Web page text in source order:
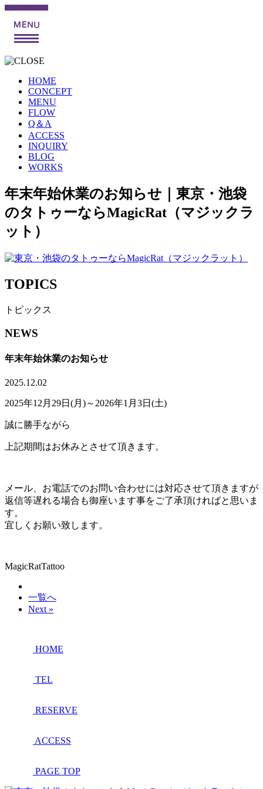
HOME
CONCEPT
MENU
FLOW
Q＆A
ACCESS
INQUIRY
BLOG
WORKS
年末年始休業のお知らせ｜東京・池袋
のタトゥーならMagicRat（マジックラ
ット）
TOPICS
トピックス
NEWS
年末年始休業のお知らせ
2025.12.02
2025年12月29日(月)～2026年1月3日(土)
誠に勝手ながら
上記期間はお休みとさせて頂きます。
メール、お電話でのお問い合わせには対応させて頂きますが
返信等遅れる場合も御座います事をご了承頂ければと思いま
す。
宜しくお願い致します。
MagicRatTattoo
一覧へ
Next »
HOME
TEL
RESERVE
ACCESS
PAGE TOP